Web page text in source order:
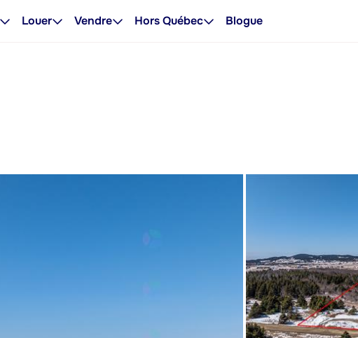
Louer Vendre Hors Québec Blogue